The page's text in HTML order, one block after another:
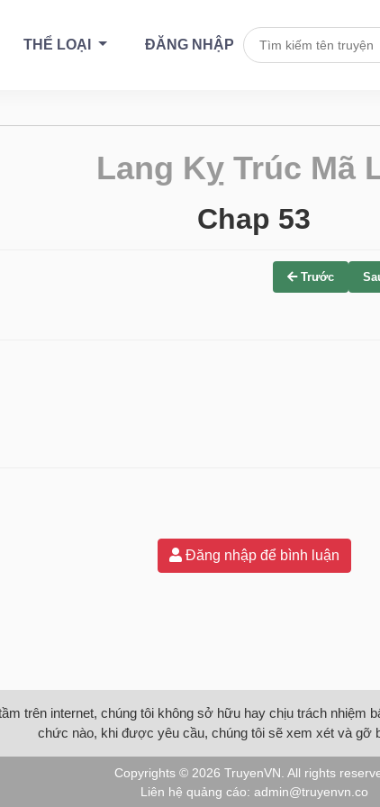
THỂ LOẠI ĐĂNG NHẬP
Lang Kỵ Trúc Mã
Chap 53
Trước
Đăng nhập để bình luận
trên internet, chúng tôi không sở hữu hay chịu trách nhiệm
chức nào, khi được yêu cầu, chúng tôi sẽ xem xét và gỡ
Copyrights © 2026 TruyenVN . All rights
Liên hệ quảng cáo: admin@truyenvn.co